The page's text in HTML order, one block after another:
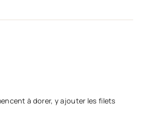
à dorer, y ajouter les filets